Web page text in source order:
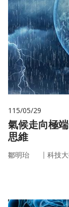
115/05/29
氣候走向極
思維
鄒明珆 ｜ 科技